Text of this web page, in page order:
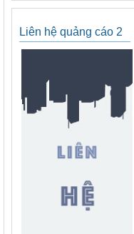
Liên hệ quảng cáo 2